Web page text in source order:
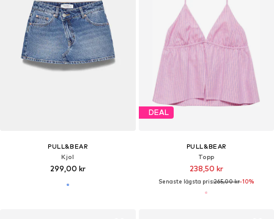
PULL&BEAR
Kjol
299,00 kr
DEAL
PULL&BEAR
Topp
238,50 kr
Senaste lägsta pris:265,00 kr-10%